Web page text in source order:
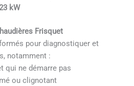
kW
Frisquet
pour diagnostiquer et
notamment :
qui ne démarre pas
ou clignotant